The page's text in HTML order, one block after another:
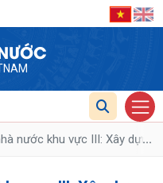
nước khu vực III: Xây ...